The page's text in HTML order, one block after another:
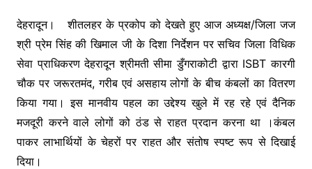
o
o
k
p
p
n
k
m
देहरादून। शीतलहर के प्रकोप को देखते हुए आज अध्यक्ष/जिला जज
श्री प्रेम सिंह की खिमाल जी के दिशा निर्देशन पर सचिव जिला विधिक
सेवा प्राधिकरण देहरादून श्रीमती सीमा डुँगराकोटी द्वारा ISBT कारगी
चौक पर जरूरतमंद, गरीब एवं असहाय लोगों के बीच कंबलों का वितरण
किया गया। इस मानवीय पहल का उद्देश्य खुले में रह रहे एवं दैनिक
मजदूरी करने वाले लोगों को ठंड से राहत प्रदान करना था ।कंबल
पाकर लाभार्थियों के चेहरों पर राहत और संतोष स्पष्ट रूप से दिखाई
दिया।